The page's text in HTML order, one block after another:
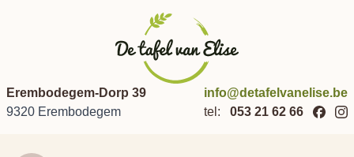
Erembodegem-Dorp 39
9320 Erembodegem
info@detafelvanelise.be
tel:
053 21 62 66